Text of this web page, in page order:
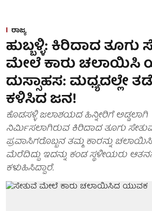
ರಾಜ್ಯ
ಹುಬ್ಬಳ್ಳಿ: ಕಿರಿದಾದ ತೂಗು
ಮೇಲೆ ಕಾರು ಚಲಾಯಿಸಿ
ದುಸ್ಸಾಹಸ: ಮಧ್ಯದಲ್ಲೇ
ಕಳಿಸಿದ ಜನ!
ಕೊಡಸಳ್ಳಿ ಜಲಾಶಯದ ಹಿನ್ನೀರಿಗೆ ಅಡ್ಡಲಾಗಿ
ನಿರ್ಮಿಸಲಾಗಿರುವ ಕಿರಿದಾದ ತೂಗು
ಪ್ರವಾಸಿಗರೊಬ್ಬನ ತಮ್ಮ ಕಾರನ್ನು
ಮೆರೆದಿದ್ದು ಇದನ್ನು ಕಂಡ ಸ್ಥಳೀಯರು
ಕಳುಹಿಸಿದ್ದಾರೆ.